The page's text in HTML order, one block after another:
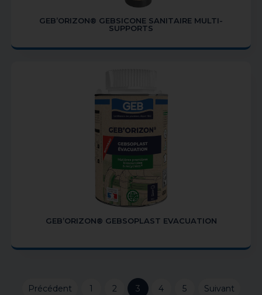
GEB’ORIZON® GEBSICONE SANITAIRE MULTI-
SUPPORTS
GEB’ORIZON® GEBSOPLAST EVACUATION
Précédent 1 2 3 4 5 Suivant